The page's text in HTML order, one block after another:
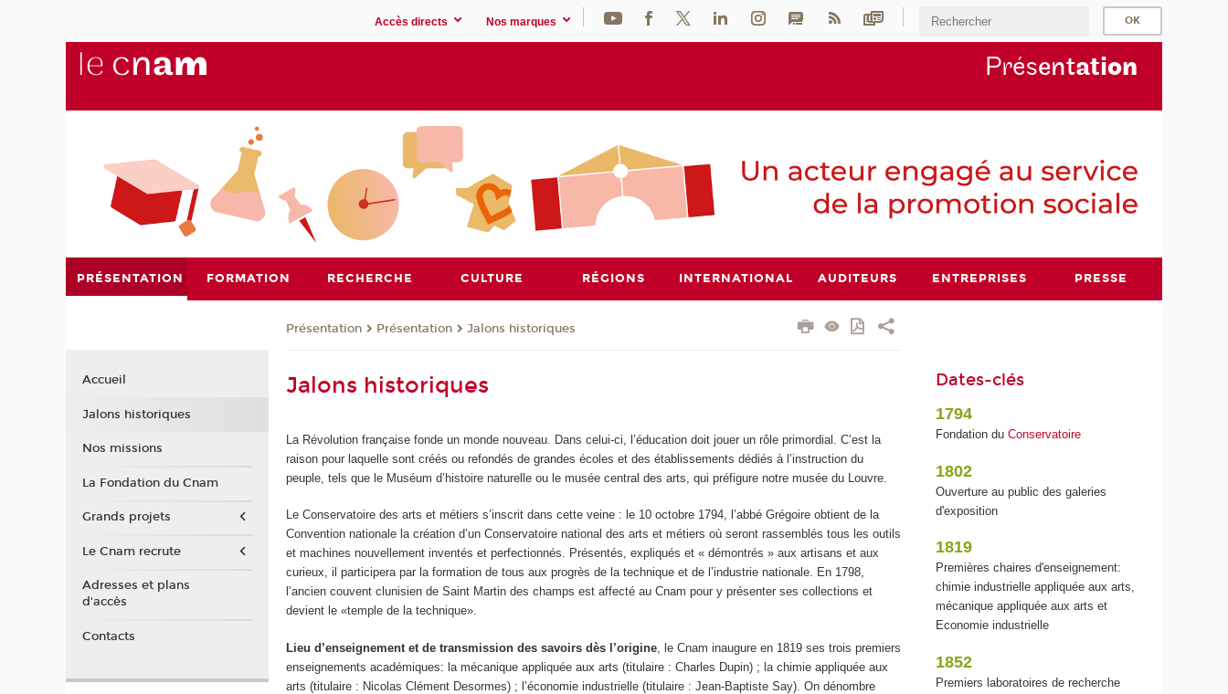
Accès directs Nos marques
Présentation
PRÉSENTATION FORMATION RECHERCHE CULTURE RÉGIONS INTERNATIONAL AUDITEURS ENTREPRISES PRESSE
Présentation Présentation Jalons historiques
Jalons historiques
La Révolution française fonde un monde nouveau. Dans celui-ci, l’éducation doit jouer un rôle primordial. C’est la
raison pour laquelle sont créés ou refondés de grandes écoles et des établissements dédiés à l’instruction du
peuple, tels que le Muséum d’histoire naturelle ou le musée central des arts, qui préfigure notre musée du Louvre.
Le Conservatoire des arts et métiers s’inscrit dans cette veine : le 10 octobre 1794, l’abbé Grégoire obtient de la
Convention nationale la création d’un Conservatoire national des arts et métiers où seront rassemblés tous les outils
et machines nouvellement inventés et perfectionnés. Présentés, expliqués et « démontrés » aux artisans et aux
curieux, il participera par la formation de tous aux progrès de la technique et de l’industrie nationale. En 1798,
l’ancien couvent clunisien de Saint Martin des champs est affecté au Cnam pour y présenter ses collections et
devient le «temple de la technique».
Lieu d’enseignement et de transmission des savoirs dès l’origine , le Cnam inaugure en 1819 ses trois premiers
enseignements académiques: la mécanique appliquée aux arts (titulaire : Charles Dupin) ; la chimie appliquée aux
arts (titulaire : Nicolas Clément Desormes) ; l’économie industrielle (titulaire : Jean-Baptiste Say). On dénombre
Dates-clés
1794
Fondation duConservatoire
1802
Ouverture au public des galeries
d'exposition
1819
Premières chaires d'enseignement:
chimie industrielle appliquée aux arts,
mécanique appliquée aux arts et
Economie industrielle
1852
Premiers laboratoires de recherche
Accueil
Jalons historiques
Nos missions
La Fondation du Cnam
Grands projets
Le Cnam recrute
Adresses et plans
d'accès
Contacts